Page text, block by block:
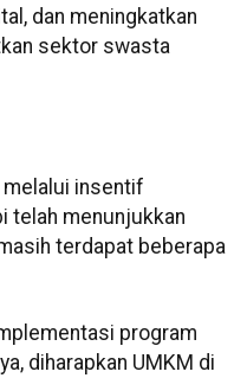
dan meningkatkan
sektor swasta
melalui insentif
telah menunjukkan
terdapat beberapa
program
diharapkan UMKM di